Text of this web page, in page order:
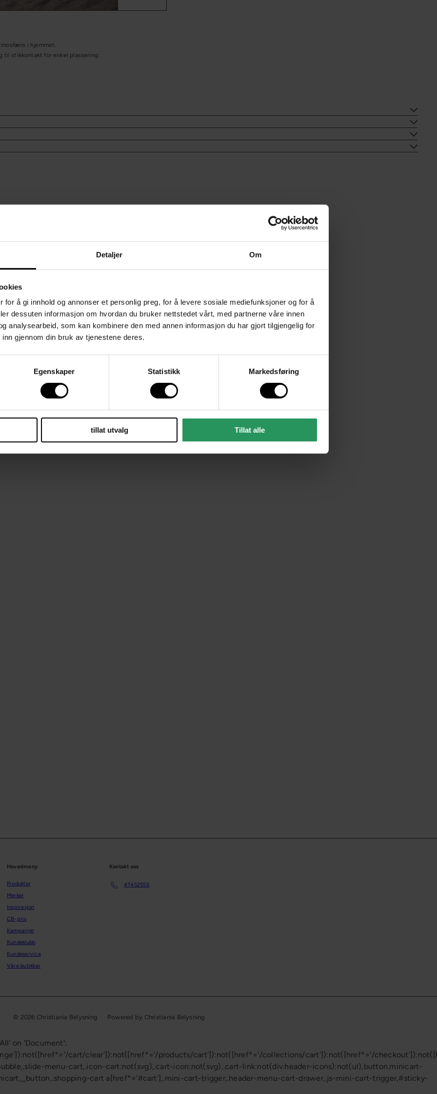
Detaljer Om
for å gi innhold og annonser et personlig preg, for å levere sosiale mediefunksjoner og for å
dessuten informasjon om hvordan du bruker nettstedet vårt, med partnerne våre innen
analysearbeid, som kan kombinere den med annen informasjon du har gjort tilgjengelig for
gjennom din bruk av tjenestene deres.
Egenskaper Statistikk Markedsføring
tillat utvalg Tillat alle
i hjemmet.
til stikkontakt for enkel plassering.
Hovedmeny
Produkter
Merker
Inspirasjon
CB-pris
Kampanjer
Kundeklubb
Kundeservice
Våre butikker
Kontakt oss
47452555
© 2026 Christiania Belysning Powered by Christiania Belysning
on 'Document':
cart/clear']):not([href*='/products/cart']):not([href*='/collections/cart']):not([href*='/
menu-cart,.icon-cart:not(svg),.cart-icon:not(svg),.cart-link:not(div.header-icons):not(ul),button.minicart-
cart a[href*='#cart'],.mini-cart-trigger,.header-menu-cart-drawer,.js-mini-cart-trigger,#sticky-